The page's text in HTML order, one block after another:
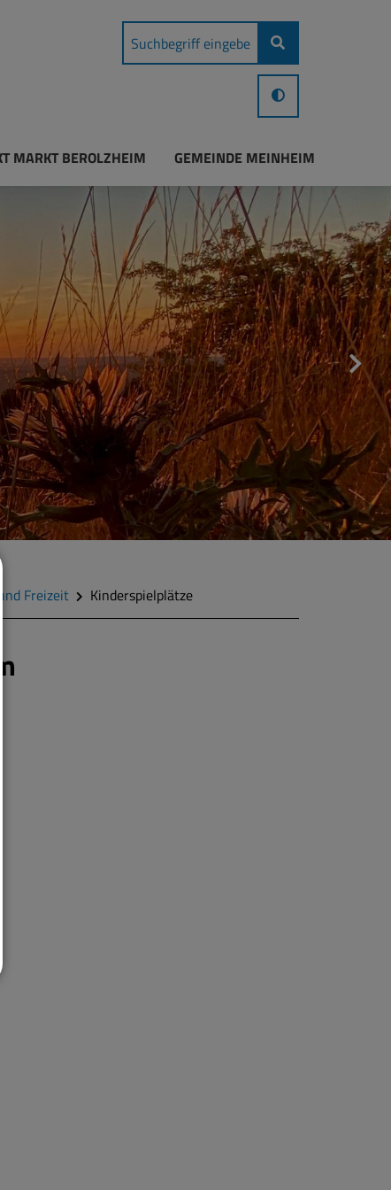
MARKT BEROLZHEIM GEMEINDE MEINHEIM
und Freizeit Kinderspielplätze